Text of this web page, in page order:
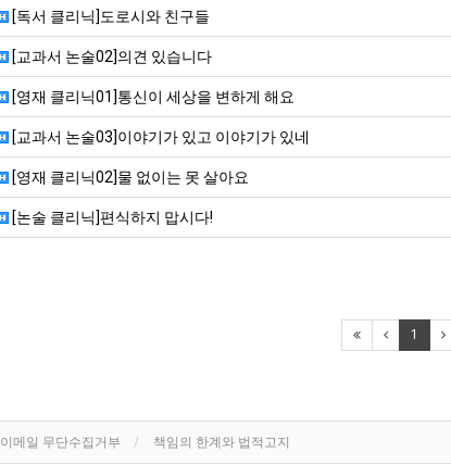
[독서 클리닉]도로시와 친구들
[교과서 논술02]의견 있습니다
[영재 클리닉01]통신이 세상을 변하게 해요
[교과서 논술03]이야기가 있고 이야기가 있네
[영재 클리닉02]물 없이는 못 살아요
[논술 클리닉]편식하지 맙시다!
1
이메일 무단수집거부 책임의 한계와 법적고지